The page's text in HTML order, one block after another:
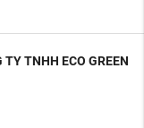
TNHH ECO GREEN